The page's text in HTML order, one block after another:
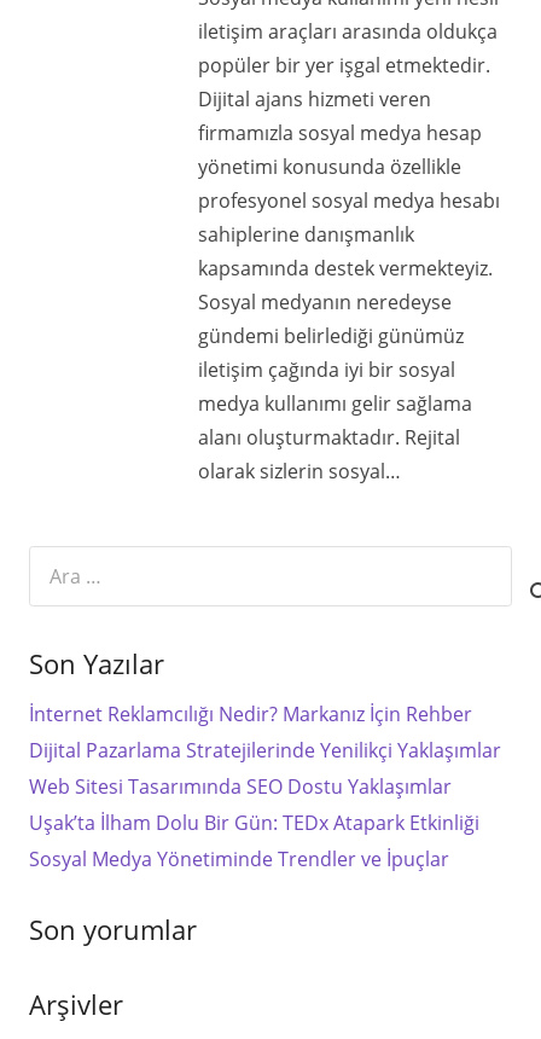
iletişim araçları arasında oldukça
popüler bir yer işgal etmektedir.
Dijital ajans hizmeti veren
firmamızla sosyal medya hesap
yönetimi konusunda özellikle
profesyonel sosyal medya hesabı
sahiplerine danışmanlık
kapsamında destek vermekteyiz.
Sosyal medyanın neredeyse
gündemi belirlediği günümüz
iletişim çağında iyi bir sosyal
medya kullanımı gelir sağlama
alanı oluşturmaktadır. Rejital
olarak sizlerin sosyal…
Son Yazılar
İnternet Reklamcılığı Nedir? Markanız İçin Rehber
Dijital Pazarlama Stratejilerinde Yenilikçi Yaklaşımlar
Web Sitesi Tasarımında SEO Dostu Yaklaşımlar
Uşak’ta İlham Dolu Bir Gün: TEDx Atapark Etkinliği
Sosyal Medya Yönetiminde Trendler ve İpuçlar
Son yorumlar
Arşivler